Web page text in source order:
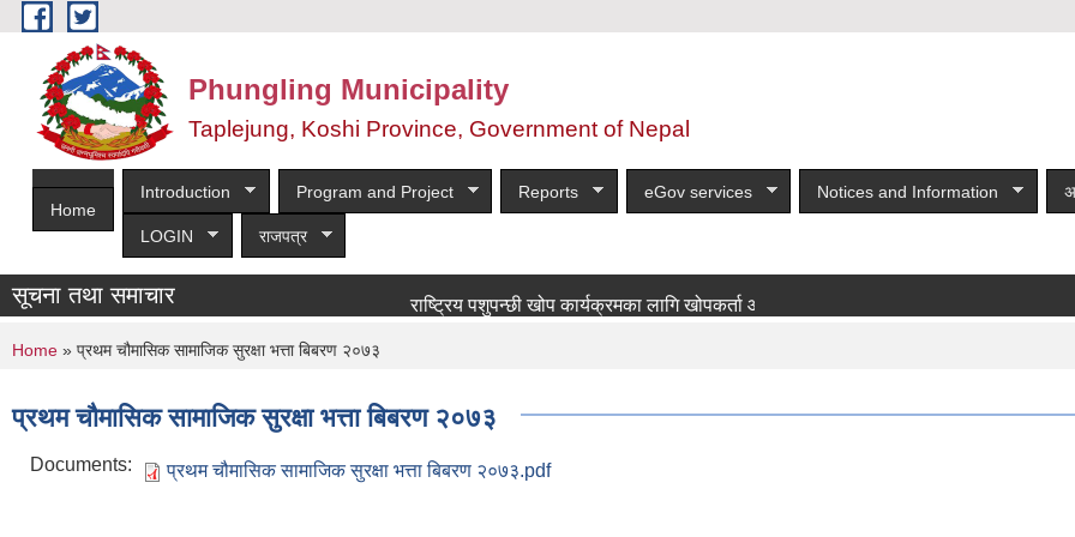
Skip to main content
Phungling Municipality
Taplejung, Koshi Province, Government of Nepal
Home
Introduction Program and Project Reports eGov services Notices and Information
LOGIN राजपत्र
सूचना तथा समाचार राष्ट्रिय पशुपन्छी खोप कार्यक्रमका लागि खोपकर्ता आवश्यकता सम्बन्धी सूचना!
You are here
Home » प्रथम चौमासिक सामाजिक सुरक्षा भत्ता बिबरण २०७३
प्रथम चौमासिक सामाजिक सुरक्षा भत्ता बिबरण २०७३
Documents: प्रथम चौमासिक सामाजिक सुरक्षा भत्ता बिबरण २०७३.pdf